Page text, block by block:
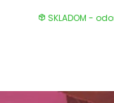
SKLADOM -